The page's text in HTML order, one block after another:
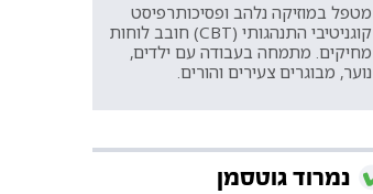
מטפל במוזיקה נלהב ופסיכותרפיסט
קוגניטיבי התנהגותי (CBT) חובב לוחות
מחיקים. מתמחה בעבודה עם ילדים,
נוער, מבוגרים צעירים והורים.
נמרוד גוטסמן